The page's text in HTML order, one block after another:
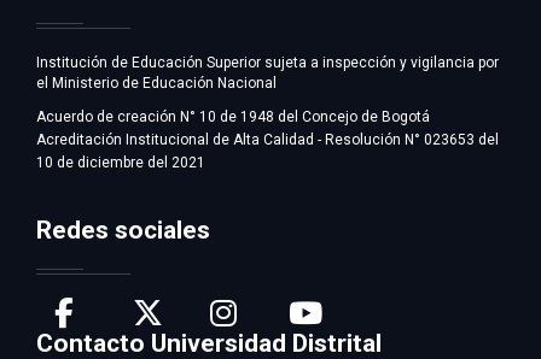
Institución de Educación Superior sujeta a inspección y vigilancia por
el Ministerio de Educación Nacional
Acuerdo de creación N° 10 de 1948 del Concejo de Bogotá
Acreditación Institucional de Alta Calidad - Resolución N° 023653 del
10 de diciembre del 2021
Redes sociales
Contacto Universidad Distrital